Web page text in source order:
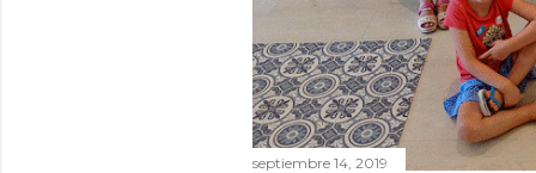
septiembre 14, 2019